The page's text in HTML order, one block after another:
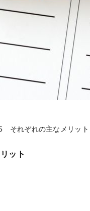
それぞれの主なメリット
ット